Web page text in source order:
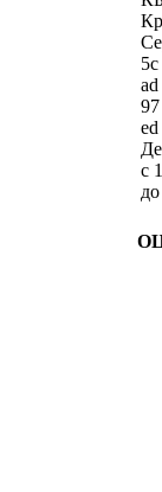
ed
с